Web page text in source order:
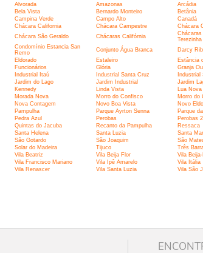
Alvorada Amazonas Arcádia
Bela Vista Bernardo Monteiro Betânia
Campina Verde Campo Alto Canadá
Chácara California Chácara Campestre Chácara
Chácara São Geraldo Chácaras Califórnia
Chácaras
Terezinha
Condomínio Estancia San
Remo
Conjunto Água Branca Darcy
Eldorado Estaleiro Estância
Funcionários Glória Granja
Industrial Itaú Industrial Santa Cruz Industrial
Jardim do Lago Jardim Industrial Jardim
Kennedy Linda Vista Lua
Morada Nova Morro do Confisco Morro do
Nova Contagem Novo Boa Vista Novo
Pampulha Parque Ayrton Senna Parque
Pedra Azul Perobas Perobas 2
Quintas do Jacuba Recanto da Pampulha Ressaca
Santa Helena Santa Luzia Santa
São Gotardo São Joaquim São
Solar do Madeira Tijuco Três
Vila Beatriz Vila Beija Flor Vila
Vila Francisco Mariano Vila Ipê Amarelo Vila Itália
Vila Renascer Vila Santa Luzia Vila São